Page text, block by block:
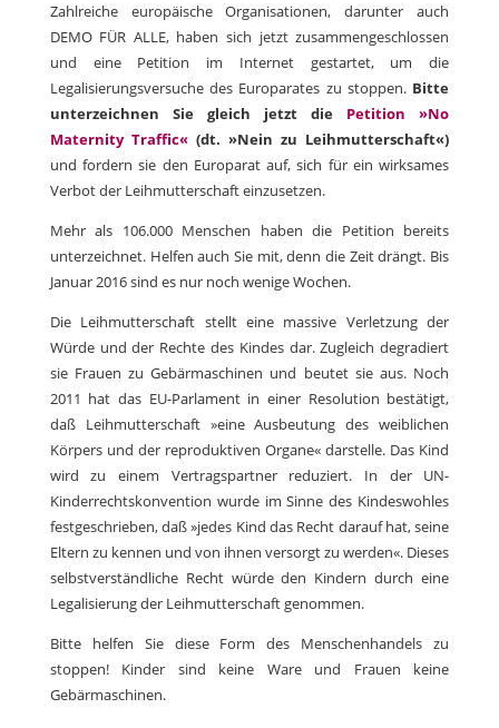
Zahlreiche europäische Organisationen, darunter auch
DEMO FÜR ALLE, haben sich jetzt zusammengeschlossen
und eine Petition im Internet gestartet, um die
Legalisierungsversuche des Europarates zu stoppen. Bitte
unterzeichnen Sie gleich jetzt die Petition »No
Maternity Traffic« (dt. »Nein zu Leihmutterschaft«)
und fordern sie den Europarat auf, sich für ein wirksames
Verbot der Leihmutterschaft einzusetzen.
Mehr als 106.000 Menschen haben die Petition bereits
unterzeichnet. Helfen auch Sie mit, denn die Zeit drängt. Bis
Januar 2016 sind es nur noch wenige Wochen.
Die Leihmutterschaft stellt eine massive Verletzung der
Würde und der Rechte des Kindes dar. Zugleich degradiert
sie Frauen zu Gebärmaschinen und beutet sie aus. Noch
2011 hat das EU-Parlament in einer Resolution bestätigt,
daß Leihmutterschaft »eine Ausbeutung des weiblichen
Körpers und der reproduktiven Organe« darstelle. Das Kind
wird zu einem Vertragspartner reduziert. In der UN-
Kinderrechtskonvention wurde im Sinne des Kindeswohles
festgeschrieben, daß »jedes Kind das Recht darauf hat, seine
Eltern zu kennen und von ihnen versorgt zu werden«. Dieses
selbstverständliche Recht würde den Kindern durch eine
Legalisierung der Leihmutterschaft genommen.
Bitte helfen Sie diese Form des Menschenhandels zu
stoppen! Kinder sind keine Ware und Frauen keine
Gebärmaschinen.